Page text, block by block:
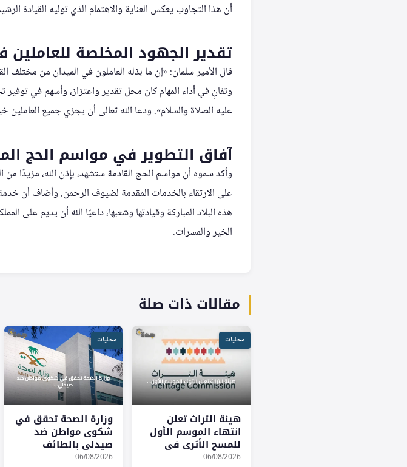
أن هذا التجاوب يعكس العناية والاهتمام الذي توليه القيادة
تقدير الجهود المخلصة للعاملين
قال الأمير سلمان: «إن ما بذله العاملون في الميدان من
وتفانٍ في أداء المهام كان محل تقدير واعتزاز، وأسهم في
عليه الصلاة والسلام». ودعا الله تعالى أن يجزي جميع
آفاق التطوير في مواسم الحج
وأكد سموه أن مواسم الحج القادمة ستشهد، بإذن الله، مزيدًا
على الارتقاء بالخدمات المقدمة لضيوف الرحمن. وأضاف أن
هذه البلاد المباركة وقيادتها وشعبها، داعيًا الله أن يديم على
الخير والمسرات.
مقالات ذات صلة
محليات
هيئة التراث تعلن
انتهاء الموسم الأول
للمسح الأثري في
«عالية نجد» وتوثق
06/08/2026
محليات
وزارة الصحة تحقق في
شكوى مواطن ضد
صيدلي بالطائف
06/08/2026